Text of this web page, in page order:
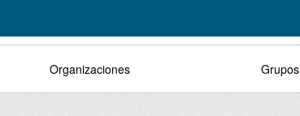
Organizaciones Grupos